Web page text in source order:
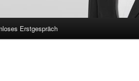
Erstgespräch